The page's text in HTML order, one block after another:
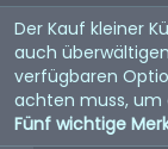
Der Kauf kleiner
auch
verfügbaren
achten muss, um
Fünf wichtige